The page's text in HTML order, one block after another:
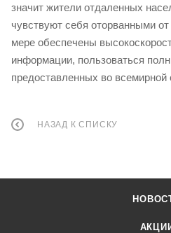
значит жители отдаленных
чувствуют себя оторванными
мере обеспечены
информации, пользоваться
предоставленных во всемирной
НАЗАД К СПИСКУ